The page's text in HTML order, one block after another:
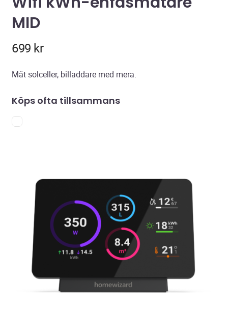
MID
699 kr
Mät solceller, billaddare med mera.
Köps ofta tillsammans